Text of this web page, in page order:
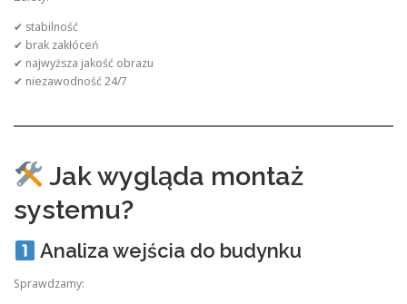
✔ stabilność
✔ brak zakłóceń
✔ najwyższa jakość obrazu
✔ niezawodność 24/7
Jak wygląda montaż
systemu?
Analiza wejścia do budynku
Sprawdzamy: